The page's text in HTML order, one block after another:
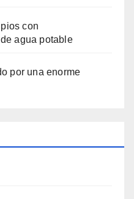
con
agua potable
por una enorme